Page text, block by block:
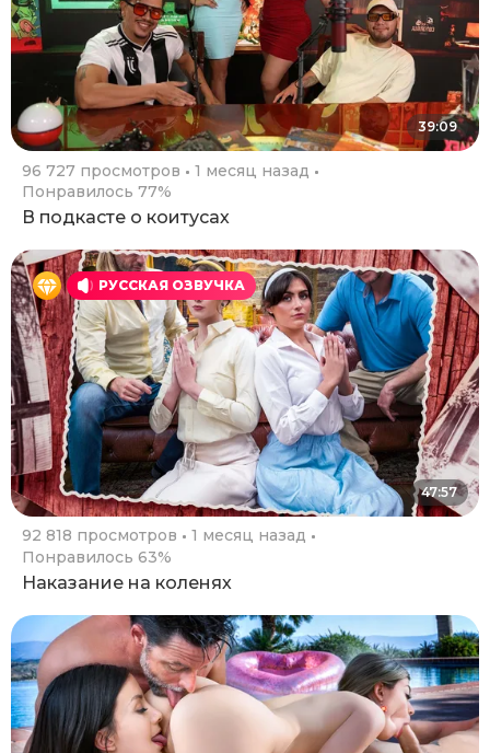
39:09
96 727 просмотров
1 месяц назад
Понравилось 77%
В подкасте о коитусах
РУССКАЯ ОЗВУЧКА
47:57
92 818 просмотров
1 месяц назад
Понравилось 63%
Наказание на коленях